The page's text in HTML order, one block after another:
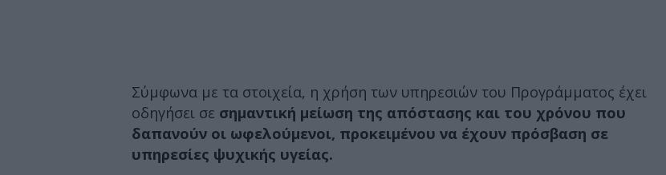
Σύμφωνα με τα στοιχεία, η χρήση των υπηρεσιών του Προγράμματος έχει
οδηγήσει σε σημαντική μείωση της απόστασης και του χρόνου που
δαπανούν οι ωφελούμενοι, προκειμένου να έχουν πρόσβαση σε
υπηρεσίες ψυχικής υγείας.